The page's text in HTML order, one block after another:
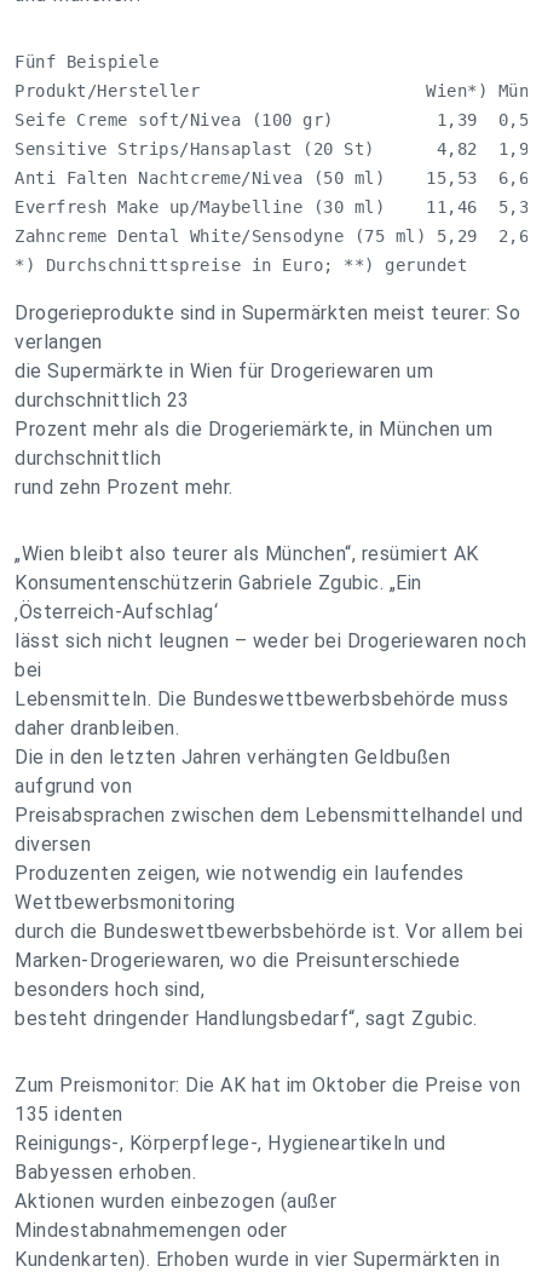
Fünf Beispiele
Produkt/Hersteller                      Wien*)
Seife Creme soft/Nivea (100 gr)          1,39
Sensitive Strips/Hansaplast (20 St)      4,82
Anti Falten Nachtcreme/Nivea (50 ml)    15,53
Everfresh Make up/Maybelline (30 ml)    11,46
Zahncreme Dental White/Sensodyne (75 ml) 5,29
*) Durchschnittspreise in Euro; **) gerundet
Drogerieprodukte sind in Supermärkten meist teurer: So
verlangen
die Supermärkte in Wien für Drogeriewaren um
durchschnittlich 23
Prozent mehr als die Drogeriemärkte, in München um
durchschnittlich
rund zehn Prozent mehr.
„Wien bleibt also teurer als München“, resümiert AK
Konsumentenschützerin Gabriele Zgubic. „Ein
‚Österreich-Aufschlag‘
lässt sich nicht leugnen – weder bei Drogeriewaren noch
bei
Lebensmitteln. Die Bundeswettbewerbsbehörde muss
daher dranbleiben.
Die in den letzten Jahren verhängten Geldbußen
aufgrund von
Preisabsprachen zwischen dem Lebensmittelhandel und
diversen
Produzenten zeigen, wie notwendig ein laufendes
Wettbewerbsmonitoring
durch die Bundeswettbewerbsbehörde ist. Vor allem bei
Marken-Drogeriewaren, wo die Preisunterschiede
besonders hoch sind,
besteht dringender Handlungsbedarf“, sagt Zgubic.
Zum Preismonitor: Die AK hat im Oktober die Preise von
135 identen
Reinigungs-, Körperpflege-, Hygieneartikeln und
Babyessen erhoben.
Aktionen wurden einbezogen (außer
Mindestabnahmemengen oder
Kundenkarten). Erhoben wurde in vier Supermärkten in